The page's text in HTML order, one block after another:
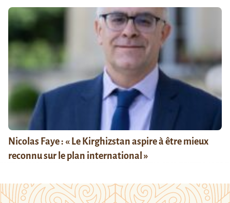
Nicolas Faye : « Le Kirghizstan aspire à être mieux
reconnu sur le plan international »